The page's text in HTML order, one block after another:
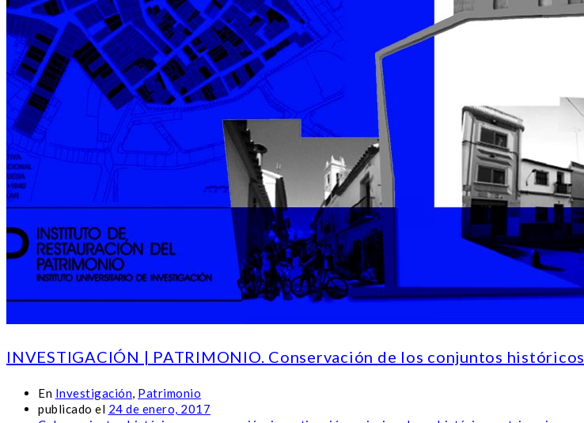
INVESTIGACIÓN | PATRIMONIO. Conservación de los conjuntos históricos
En Investigación, Patrimonio
publicado el 24 de enero, 2017